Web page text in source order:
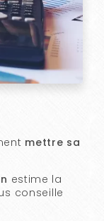
mettre sa
estime la
conseille